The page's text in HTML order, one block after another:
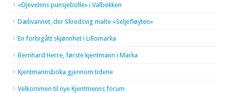
«Djevelens punsjebolle» i Valbekken
Dælivannet, der Skredsvig malte «Seljefløyten»
En forbigått skjønnhet i Lillomarka
Bernhard Herre, første kjentmann i Marka
Kjentmannsboka gjennom tidene
Velkommen til nye Kjentmenns forum